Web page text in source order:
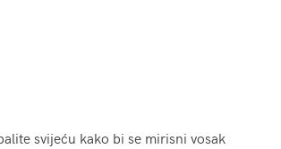
svijeću kako bi se mirisni vosak